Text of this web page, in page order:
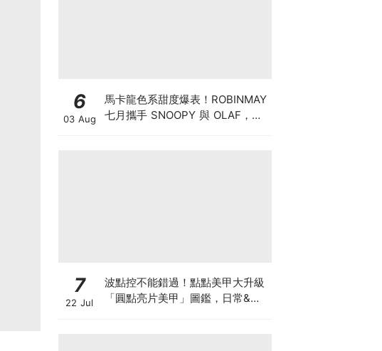
6
03 Aug
馬卡龍色系甜度爆表！ROBINMAY
七月攜手 SNOOPY 與 OLAF，打
7
22 Jul
波點控不能錯過！點點美甲大升級
「圓點亮片美甲」圖鑑，日常&派